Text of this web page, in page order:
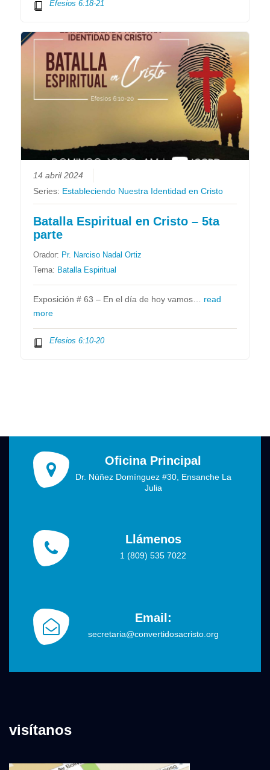
Efesios 6:18-21
14 abril 2024
Series: Estableciendo Nuestra Identidad en Cristo
Batalla Espiritual en Cristo – 5ta
parte
Orador: Pr. Narciso Nadal Ortiz
Tema: Batalla Espiritual
Exposición # 63 – En el día de hoy vamos… read
more
Efesios 6:10-20
Oficina Principal
Dr. Núñez Domínguez #30, Ensanche La
Julia
Llámenos
1 (809) 535 7022
Email:
secretaria@convertidosacristo.org
visítanos